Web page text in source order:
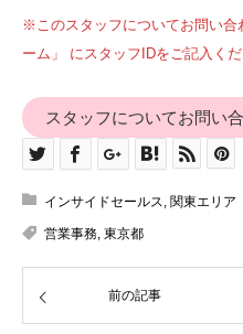
※このスタッフについてお問い合
ーム」 にスタッフIDをご記入くだ
スタッフについてお問い
インサイドセールス, 関東エリア
営業事務, 東京都
前の記事